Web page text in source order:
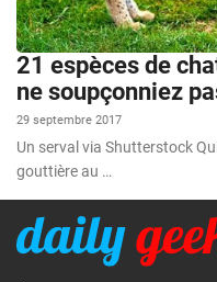
21 espèces de
ne soupçonniez
29 septembre 2017
Un serval via Shutterstock
gouttière au …